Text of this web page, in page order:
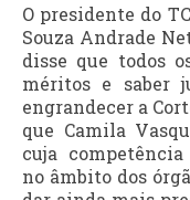
O presidente do
Souza Andrade
disse que todos
méritos e saber
engrandecer a
que Camila
cuja
no âmbito dos